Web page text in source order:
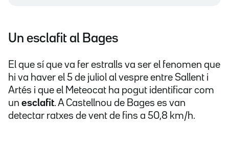
Un esclafit al Bages
El que sí que va fer estralls va ser el fenomen que
hi va haver el 5 de juliol al vespre entre Sallent i
Artés i que el Meteocat ha pogut identificar com
un esclafit. A Castellnou de Bages es van
detectar ratxes de vent de fins a 50,8 km/h.